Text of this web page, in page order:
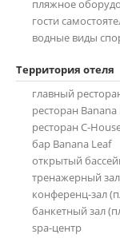
пляжное
гости
водные виды
главный
ресторан Banana
ресторан C-
бар Banana Leaf
открытый
тренажерный зал
конференц-зал
банкетный зал
spa-центр